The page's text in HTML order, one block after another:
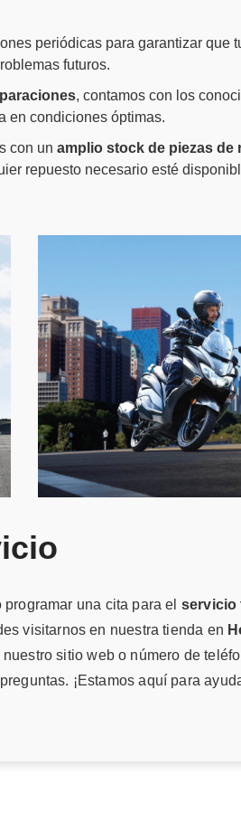
periódicas para garantizar que
futuros.
, contamos con los
en condiciones óptimas.
con unamplio stock de piezas de
repuesto necesario esté
programar una cita para el servicio
visitarnos en nuestra tienda en
sitio web o número de
¡Estamos aquí para